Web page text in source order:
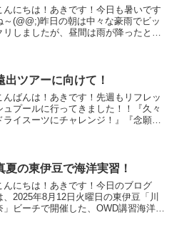
んにちは！あきです！今日も暑いです
～(@@;)昨日の朝は中々な豪雨でビッ
リしましたが、昼間は雨が降ったとは
、ボートダイビング...
出ツアーに向けて！
んばんは！あきです！先週もリフレッ
ュプールに行ってきました！！『久々
ライスーツにチャレンジ！』『念願の
なかなか忘れな...
夏の東伊豆で海洋実習！
んにちは！あきです！今日のブログ
、2025年8月12日火曜日の東伊豆「川
」ビーチで開催した、OWD講習海洋実